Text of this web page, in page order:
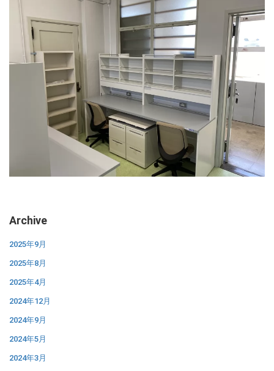
Archive
2025年9月
2025年8月
2025年4月
2024年12月
2024年9月
2024年5月
2024年3月